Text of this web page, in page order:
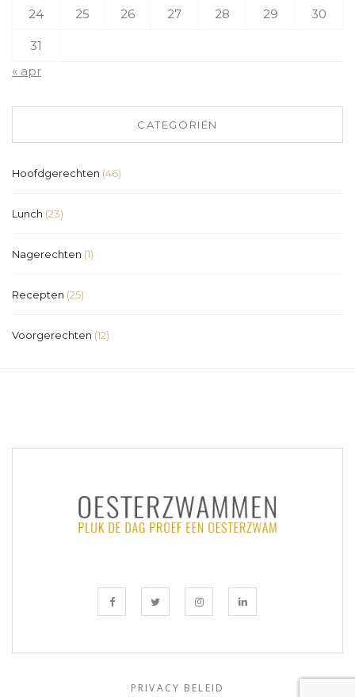
24 25 26 27 28 29 30
31
« apr
CATEGORIËN
Hoofdgerechten (46)
Lunch (23)
Nagerechten (1)
Recepten (25)
Voorgerechten (12)
PRIVACY BELEID